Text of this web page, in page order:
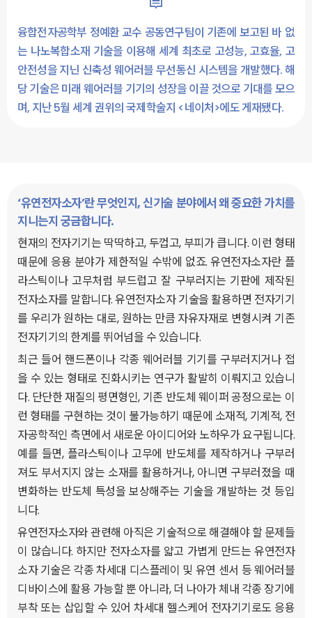
융합전자공학부 정예환 교수 공동연구팀이 기존에 보고된 바 없
는 나노복합소재 기술을 이용해 세계 최초로 고성능, 고효율, 고
안전성을 지닌 신축성 웨어러블 무선통신 시스템을 개발했다. 해
당 기술은 미래 웨어러블 기기의 성장을 이끌 것으로 기대를 모으
며, 지난 5월 세계 권위의 국제학술지 <네이처>에도 게재됐다.
‘유연전자소자’란 무엇인지, 신기술 분야에서 왜 중요한 가치를
지니는지 궁금합니다.
현재의 전자기기는 딱딱하고, 두껍고, 부피가 큽니다. 이런 형태
때문에 응용 분야가 제한적일 수밖에 없죠. 유연전자소자란 플
라스틱이나 고무처럼 부드럽고 잘 구부러지는 기판에 제작된
전자소자를 말합니다. 유연전자소자 기술을 활용하면 전자기기
를 우리가 원하는 대로, 원하는 만큼 자유자재로 변형시켜 기존
전자기기의 한계를 뛰어넘을 수 있습니다.
최근 들어 핸드폰이나 각종 웨어러블 기기를 구부러지거나 접
을 수 있는 형태로 진화시키는 연구가 활발히 이뤄지고 있습니
다. 단단한 재질의 평면형인, 기존 반도체 웨이퍼 공정으로는 이
런 형태를 구현하는 것이 불가능하기 때문에 소재적, 기계적, 전
자공학적인 측면에서 새로운 아이디어와 노하우가 요구됩니다.
예를 들면, 플라스틱이나 고무에 반도체를 제작하거나 구부러
져도 부서지지 않는 소재를 활용하거나, 아니면 구부러졌을 때
변화하는 반도체 특성을 보상해주는 기술을 개발하는 것 등입
니다.
유연전자소자와 관련해 아직은 기술적으로 해결해야 할 문제들
이 많습니다. 하지만 전자소자를 얇고 가볍게 만드는 유연전자
소자 기술은 각종 차세대 디스플레이 및 유연 센서 등 웨어러블
디바이스에 활용 가능할 뿐 아니라, 더 나아가 체내 각종 장기에
부착 또는 삽입할 수 있어 차세대 헬스케어 전자기기로도 응용